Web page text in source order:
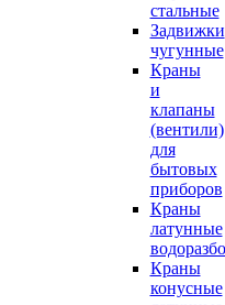
стальные
Задвижки
чугунные
Краны
и
клапаны
(вентили)
для
бытовых
приборов
Краны
латунные
Краны
конусные